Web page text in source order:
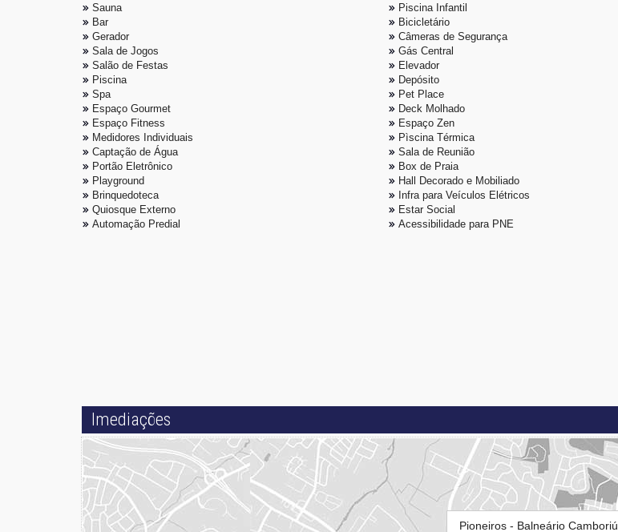
Sauna
Bar
Gerador
Sala de Jogos
Salão de Festas
Piscina
Spa
Espaço Gourmet
Espaço Fitness
Medidores Individuais
Captação de Água
Portão Eletrônico
Playground
Brinquedoteca
Quiosque Externo
Automação Predial
Piscina Infantil
Bicicletário
Câmeras de Segurança
Gás Central
Elevador
Depósito
Pet Place
Deck Molhado
Espaço Zen
Pìscina Térmica
Sala de Reunião
Box de Praia
Hall Decorado e Mobiliado
Infra para Veículos Elétricos
Estar Social
Acessibilidade para PNE
Imediações
Pioneiros - Balneário Camboriú